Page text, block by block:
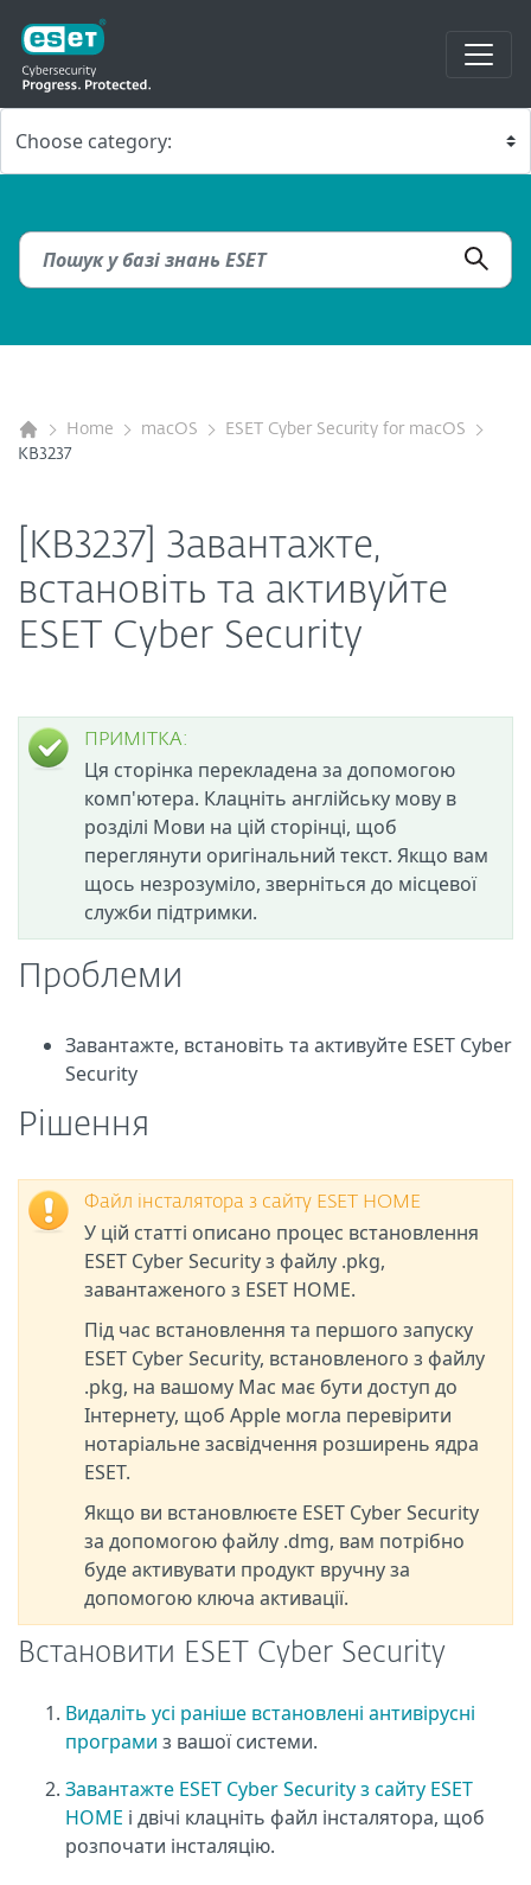
Home macOS
ESET Cyber Security for macOS
KB3237
[KB3237] Завантажте,
встановіть та активуйте
ESET Cyber Security
ПРИМІТКА:
Ця сторінка перекладена за допомогою
комп'ютера. Клацніть англійську мову в
розділі Мови на цій сторінці, щоб
переглянути оригінальний текст. Якщо вам
щось незрозуміло, зверніться до місцевої
служби підтримки.
Проблеми
Завантажте, встановіть та активуйте ESET Cyber
Security
Рішення
Файл інсталятора з сайту ESET HOME
У цій статті описано процес встановлення
ESET Cyber Security з файлу .pkg,
завантаженого з ESET HOME.
Під час встановлення та першого запуску
ESET Cyber Security, встановленого з файлу
.pkg, на вашому Mac має бути доступ до
Інтернету, щоб Apple могла перевірити
нотаріальне засвідчення розширень ядра
ESET.
Якщо ви встановлюєте ESET Cyber Security
за допомогою файлу .dmg, вам потрібно
буде активувати продукт вручну за
допомогою ключа активації.
Встановити ESET Cyber Security
Видаліть усі раніше встановлені антивірусні
програми з вашої системи.
Завантажте ESET Cyber Security з сайту ESET
HOME і двічі клацніть файл інсталятора, щоб
розпочати інсталяцію.